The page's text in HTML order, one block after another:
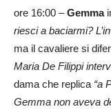
ore 16:00 –Gemma
riesci a baciarmi?
ma il cavaliere si
Maria De Filippi
dama che replica“a
Gemma non aveva